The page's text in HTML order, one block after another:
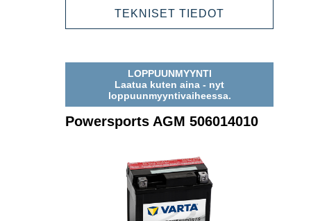
508012014
TEKNISET TIEDOT
LOPPUUNMYYNTI
Laatua kuten aina - nyt
loppuunmyyntivaiheessa.
Powersports AGM 506014010